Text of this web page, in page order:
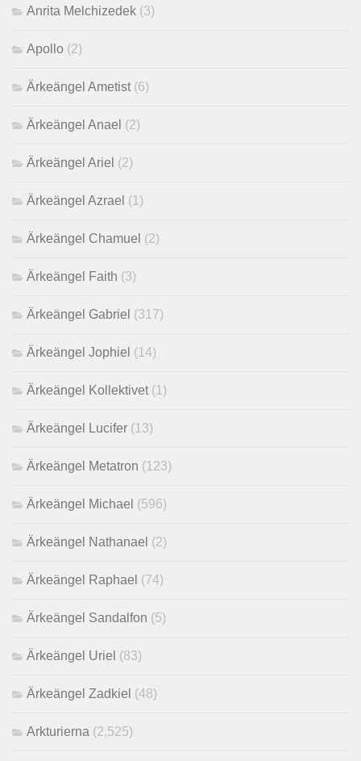
Anrita Melchizedek (3)
Apollo (2)
Ärkeängel Ametist (6)
Ärkeängel Anael (2)
Ärkeängel Ariel (2)
Ärkeängel Azrael (1)
Ärkeängel Chamuel (2)
Ärkeängel Faith (3)
Ärkeängel Gabriel (317)
Ärkeängel Jophiel (14)
Ärkeängel Kollektivet (1)
Ärkeängel Lucifer (13)
Ärkeängel Metatron (123)
Ärkeängel Michael (596)
Ärkeängel Nathanael (2)
Ärkeängel Raphael (74)
Ärkeängel Sandalfon (5)
Ärkeängel Uriel (83)
Ärkeängel Zadkiel (48)
Arkturierna (2,525)